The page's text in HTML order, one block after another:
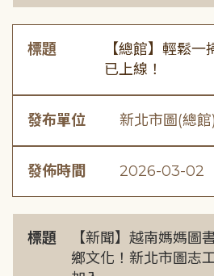
標題
【總館】輕鬆
已上線！
發布單位 新北市圖(總館)
發佈時間 2026-03-02
標題
【新聞】越南媽媽圖
鄉文化！新北市圖志